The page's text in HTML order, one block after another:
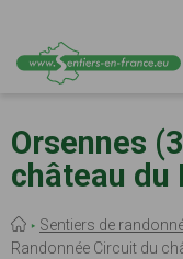
au
contenu
principal
Orsennes
château du
Fil
d'Ariane
Sentiers de
Randonnée Circuit du